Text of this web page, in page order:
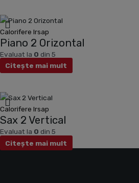
Calorifere Irsap
Piano 2 Orizontal
Evaluat la 0 din 5
Citește mai mult
Calorifere Irsap
Sax 2 Vertical
Evaluat la 0 din 5
Citește mai mult